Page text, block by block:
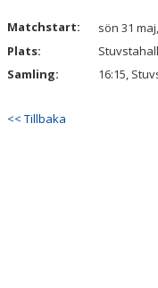
Matchstart:
sön 31
Plats:
Samling:
16:15,
<< Tillbaka